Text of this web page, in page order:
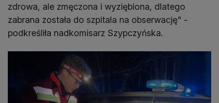
zdrowa, ale zmęczona i wyziębiona, dlatego
zabrana została do szpitala na obserwację" -
podkreśliła nadkomisarz Szypczyńska.